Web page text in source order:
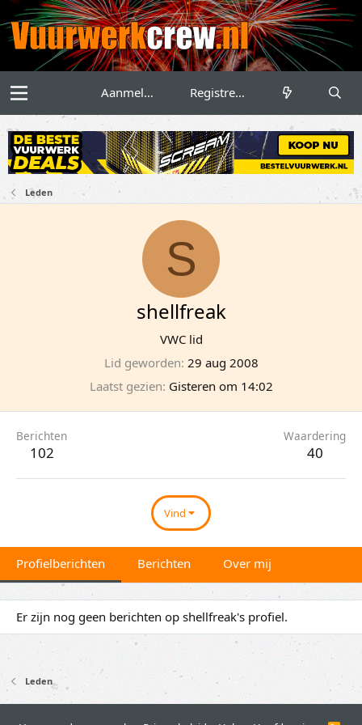
Aanmelden Registreren
Leden
S
shellfreak
VWC lid
Lid geworden 29 aug 2008
Laatst gezien Gisteren om 14:02
Berichten
102
Waardering
40
Vind
Profielberichten Berichten Over mij
Er zijn nog geen berichten op shellfreak's profiel.
Leden